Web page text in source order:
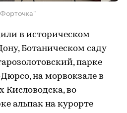
в историческом
Ботаническом саду
парке
на морвокзале в
Кисловодска, во
альпак на курорте